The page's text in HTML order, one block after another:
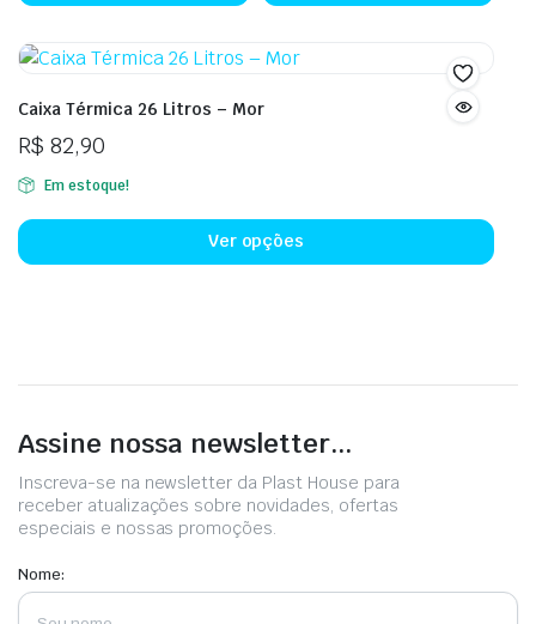
Caixa Térmica 26 Litros – Mor
R$ 82,90
Em estoque!
Ver opções
Assine nossa newsletter...
Inscreva-se na newsletter da Plast House para
receber atualizações sobre novidades, ofertas
especiais e nossas promoções.
Nome: